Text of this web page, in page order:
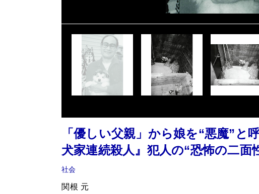
「優しい父親」から娘を“悪魔”
犬家連続殺人』犯人の“恐怖の二
社会
関根 元